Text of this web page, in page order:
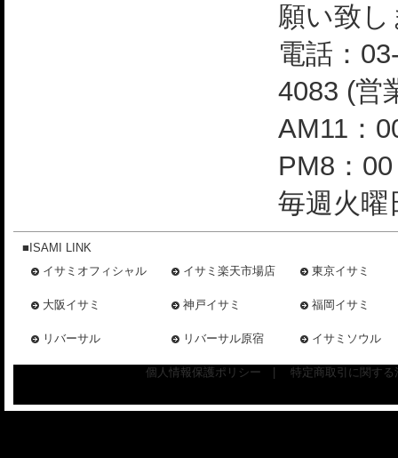
願い致
電話：
4083 (営
AM11：
PM8：
毎週火曜
■ISAMI LINK
イサミオフィシャル
イサミ楽天市場店 東京イサミ
大阪イサミ 神戸イサミ 福岡イサミ
リバーサル リバーサル原宿 イサミソウル
個人情報保護ポリシー 特定商取引に関す